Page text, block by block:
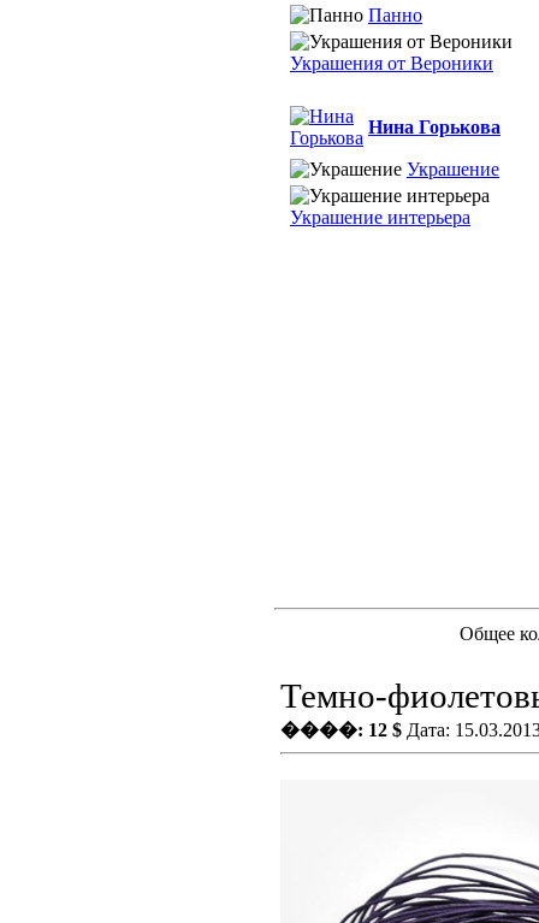
Панно
Украшения от Вероники
Нина Горькова
Украшение
Украшение интерьера
Общее
Темно-
����: 12 $ Дата: